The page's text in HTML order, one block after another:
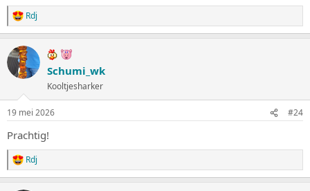
W
a
r
e
i
n
g
e
n
:
Rdj
Schumi_wk
Kooltjesharker
19 mei 2026 #24
Prachtig!
W
a
Rdj